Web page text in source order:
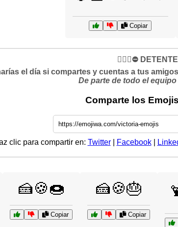
Copiar
✋🏻🛑⛔️ DETENTE
el día si compartes y cuentas a tus
De parte de todo el
Comparte los
clic para compartir en: Twitter| Facebook|
🍰🍪🍩
Copiar
🍰🍪🎂
Copiar